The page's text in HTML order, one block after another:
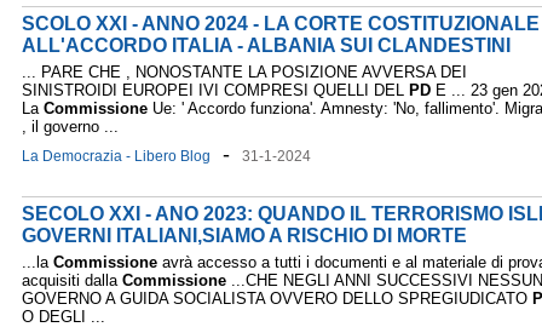
SCOLO XXI - ANNO 2024 - LA CORTE
ALL'ACCORDO ITALIA - ALBANIA SUI CLANDESTINI
... PARE CHE , NONOSTANTE LA POSIZIONE AVVERSA DEI
SINISTROIDI EUROPEI IVI COMPRESI QUELLI DEL PD E ... 23 gen
La Commissione Ue: ' Accordo funziona'. Amnesty: 'No, fallimento'.
, il governo ...
La Democrazia - Libero Blog - 31-1-2024
SECOLO XXI - ANO 2023: QUANDO IL TERRORISMO
GOVERNI ITALIANI,SIAMO A RISCHIO DI MORTE
...la Commissione avrà accesso a tutti i documenti e al materiale di
acquisiti dalla Commissione ...CHE NEGLI ANNI SUCCESSIVI NESSUN
GOVERNO A GUIDA SOCIALISTA OVVERO DELLO SPREGIUDICATO
O DEGLI ...